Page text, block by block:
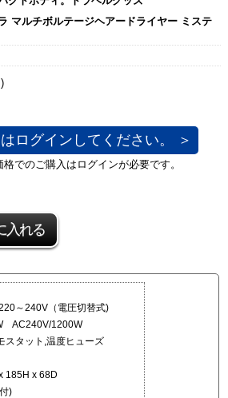
マルチボルテージヘアードライヤー ミステ
ログインしてください。 ＞
～240V（電圧切替式)
AC240V/1200W
スタット,温度ヒューズ
185H x 68D
)